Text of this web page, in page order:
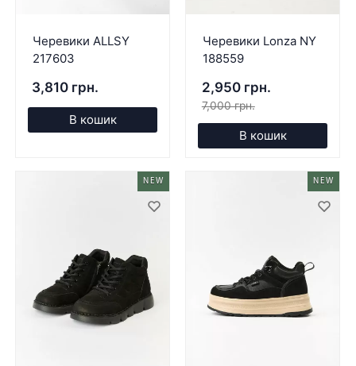
Черевики ALLSY
217603
3,810 грн.
В кошик
Черевики Lonza NY
188559
2,950 грн.
7,000 грн.
В кошик
NEW NEW